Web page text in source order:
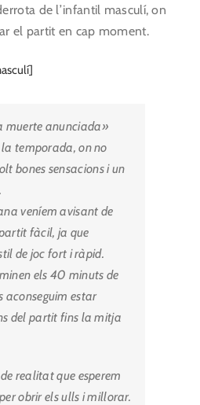
de l’infantil masculí, on
el partit en cap moment.
muerte anunciada»
temporada, on no
bones sensacions i un
veníem avisant de
fàcil, ja que
de joc fort i ràpid.
els 40 minuts de
aconseguim estar
del partit fins la mitja
realitat que esperem
obrir els ulls i millorar.